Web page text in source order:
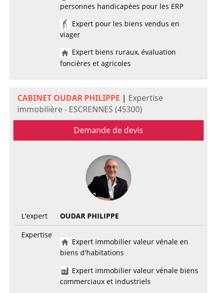
personnes handicapées pour les ERP
Expert pour les biens vendus en
viager
Expert biens ruraux, évaluation
foncières et agricoles
CABINET OUDAR PHILIPPE | Expertise
immobilière - ESCRENNES (45300)
Demande de devis
L'expert
OUDAR PHILIPPE
Expertise
Expert immobilier valeur vénale en
biens d'habitations
Expert immobilier valeur vénale biens
commerciaux et industriels